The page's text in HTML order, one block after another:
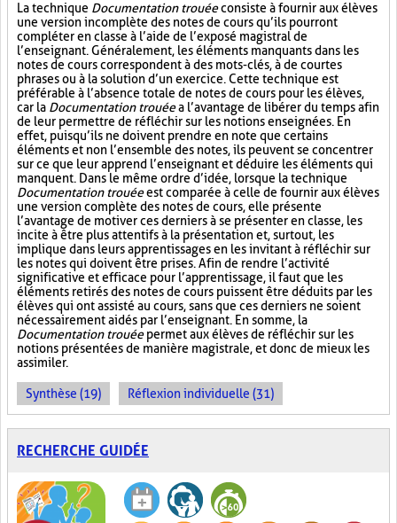
La technique Documentation trouéeconsiste à fournir aux élèves
une version incomplète des notes de cours qu’ils pourront
compléter en classe à l’aide de l’exposé magistral de
l’enseignant. Généralement, les éléments manquants dans les
notes de cours correspondent à des mots-clés, à de courtes
phrases ou à la solution d’un exercice. Cette technique est
préférable à l’absence totale de notes de cours pour les élèves,
car la Documentation trouéea l’avantage de libérer du temps afin
de leur permettre de réfléchir sur les notions enseignées. En
effet, puisqu’ils ne doivent prendre en note que certains
éléments et non l’ensemble des notes, ils peuvent se concentrer
sur ce que leur apprend l’enseignant et déduire les éléments qui
manquent. Dans le même ordre d’idée, lorsque la technique
Documentation trouéeest comparée à celle de fournir aux élèves
une version complète des notes de cours, elle présente
l’avantage de motiver ces derniers à se présenter en classe, les
incite à être plus attentifs à la présentation et, surtout, les
implique dans leurs apprentissages en les invitant à réfléchir sur
les notes qui doivent être prises. Afin de rendre l’activité
significative et efficace pour l’apprentissage, il faut que les
éléments retirés des notes de cours puissent être déduits par les
élèves qui ont assisté au cours, sans que ces derniers ne soient
nécessairement aidés par l’enseignant. En somme, la
Documentation trouéepermet aux élèves de réfléchir sur les
notions présentées de manière magistrale, et donc de mieux les
assimiler.
Synthèse (19) Réflexion individuelle (31)
RECHERCHE GUIDÉE